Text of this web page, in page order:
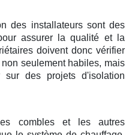
des installateurs sont des
assurer la qualité et la
doivent donc vérifier
seulement habiles, mais
sur des projets d'isolation
combles et les autres